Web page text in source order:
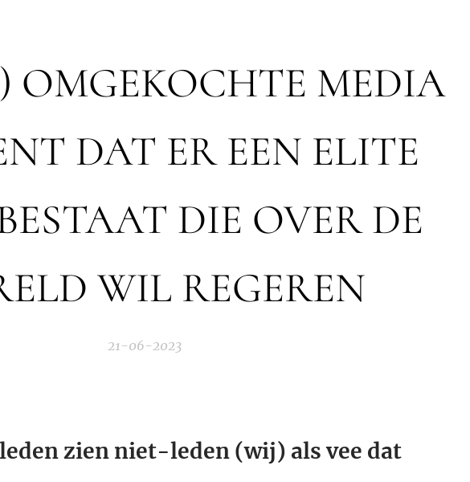
OMGEKOCHTE MEDIA
DAT ER EEN ELITE
DIE OVER DE
WIL REGEREN
21-06-2023
leden zien niet-leden (wij) als vee dat